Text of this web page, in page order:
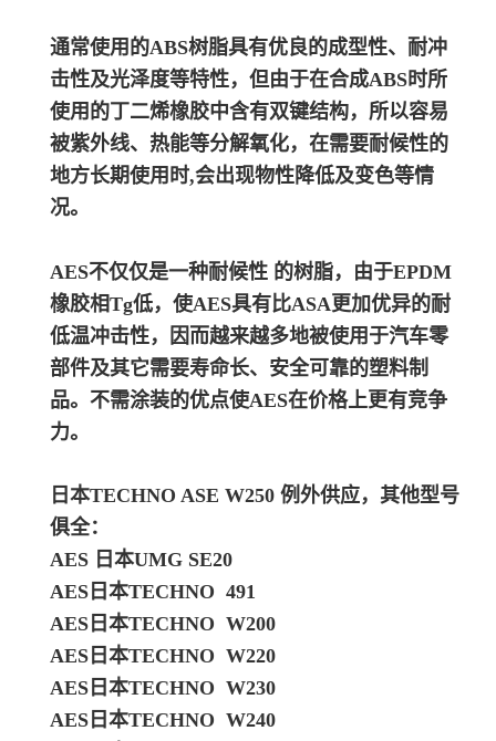
通常使用的ABS树脂具有优良的成型性、耐冲
击性及光泽度等特性，但由于在合成ABS时所
使用的丁二烯橡胶中含有双键结构，所以容易
被紫外线、热能等分解氧化，在需要耐候性的
地方长期使用时,会出现物性降低及变色等情
况。
AES不仅仅是一种耐候性 的树脂，由于EPDM
橡胶相Tg低，使AES具有比ASA更加优异的耐
低温冲击性，因而越来越多地被使用于汽车零
部件及其它需要寿命长、安全可靠的塑料制
品。 不需涂装的优点使AES在价格上更有竞争
力。
日本TECHNO ASE W250 例外供应，其他型号
俱全：
AES 日本UMG SE20
AES日本TECHNO 491
AES日本TECHNO W200
AES日本TECHNO W220
AES日本TECHNO W230
AES日本TECHNO W240